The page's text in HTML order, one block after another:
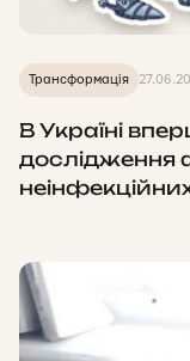
Трансформація
В Україні
дослідження